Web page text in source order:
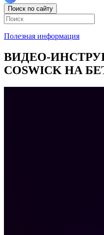
Поиск по сайту
Полезная информация
ВИДЕО-
COSWICK НА